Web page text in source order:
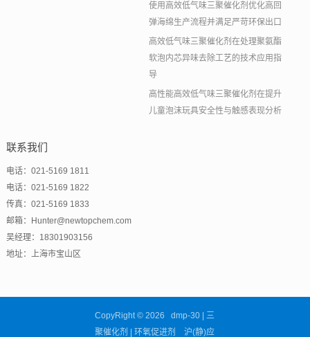
使用高效低气味三聚催化剂优化高回
弹海绵生产流程并满足严苛环保出口
高效低气味三聚催化剂在处理聚氨酯
软泡内芯异味去除工艺的技术应用指
导
高性能高效低气味三聚催化剂在提升
儿童泡沫玩具安全性与触感表现分析
联系我们
电话：021-5169 1811
电话：021-5169 1822
传真：021-5169 1833
邮箱：Hunter@newtopchem.com
吴经理：18301903156
地址：上海市宝山区
CopyRight © 2026 dmp-30 | 三
聚催化剂 | 环氧促进剂 沪(静)应